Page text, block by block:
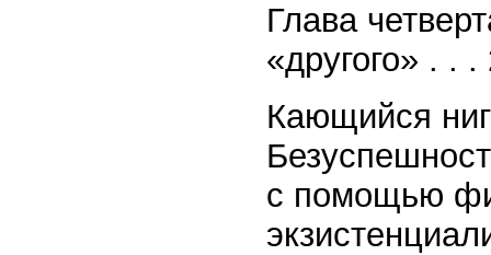
Глава
«другого» . . .
Кающийся
с помощью